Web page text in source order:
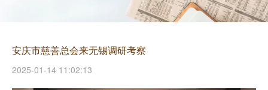
安庆市慈善总会来无锡调研考察
2025-01-14 11:02:13